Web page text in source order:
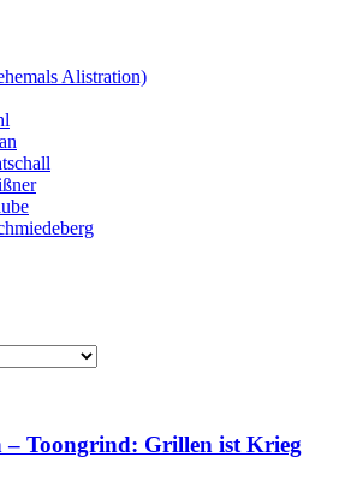
Alistration)
– Toongrind: Grillen ist Krieg